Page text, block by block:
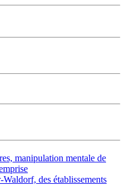
manipulation mentale de
des établissements